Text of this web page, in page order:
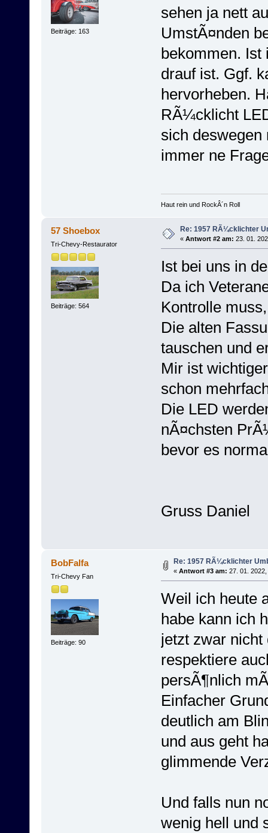
Beiträge: 163
sehen ja nett
UmstÃ¤nden
bekommen.
drauf ist. Ggf.
hervorheben.
RÃ¼cklicht
sich deswegen
immer ne
Haut rein und RockÂ´n Roll
57 Shoebox
Tri-Chevy-Restaurator
Beiträge: 564
Re: 1957 RÃ¼cklichter
« Antwort #2 am: 23. 01.
Ist bei uns in
Da ich
Kontrolle
Die alten
tauschen und
Mir ist
schon
Die LED
nÃ¤chsten
bevor es
Gruss Daniel
BobFalfa
Tri-Chevy Fan
Beiträge: 90
Re: 1957 RÃ¼cklichter
« Antwort #3 am: 27. 01.
Weil ich heute
habe kann ich
jetzt zwar
respektiere
persÃ¶nlich
Einfacher
deutlich am
und aus geht
glimmende
Und falls nun
wenig hell und